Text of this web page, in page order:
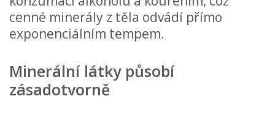
cenné minerály z těla odvádí přímo
exponenciálním tempem.
Minerální látky působí
zásadotvorně